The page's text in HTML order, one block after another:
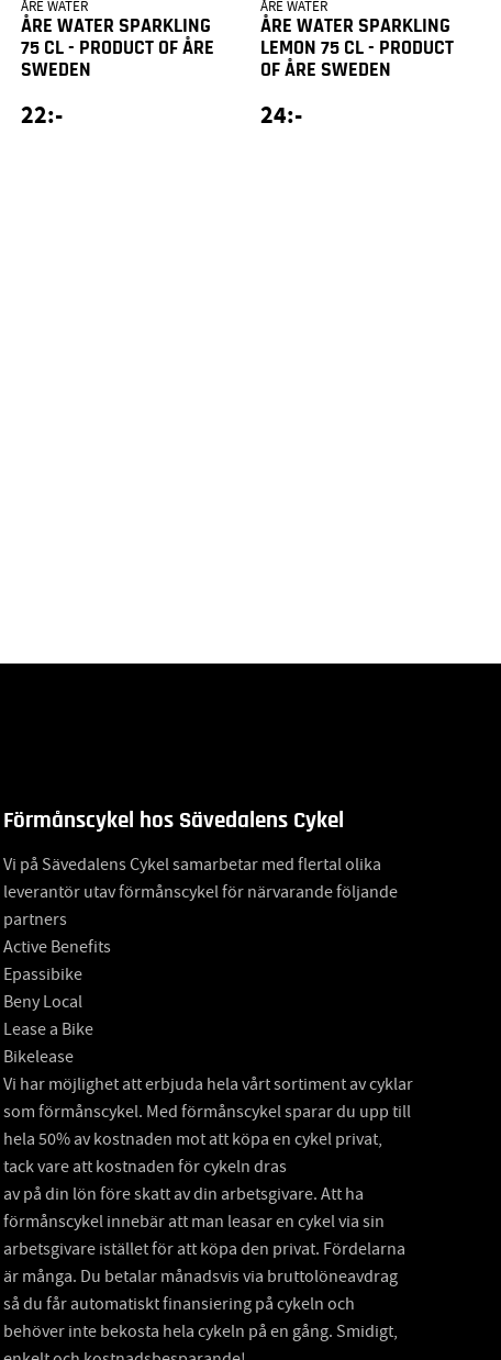
ÅRE WATER
ÅRE WATER SPARKLING
75 CL - PRODUCT OF ÅRE
SWEDEN
22:-
ÅRE WATER
ÅRE WATER SPARKLING
LEMON 75 CL - PRODUCT
OF ÅRE SWEDEN
24:-
Förmånscykel hos Sävedalens Cykel
Vi på Sävedalens Cykel samarbetar med flertal olika
leverantör utav förmånscykel för närvarande följande
partners
Active Benefits
Epassibike
Beny Local
Lease a Bike
Bikelease
Vi har möjlighet att erbjuda hela vårt sortiment av cyklar
som förmånscykel. Med förmånscykel sparar du upp till
hela 50% av kostnaden mot att köpa en cykel privat,
tack vare att kostnaden för cykeln dras
av på din lön före skatt av din arbetsgivare. Att ha
förmånscykel innebär att man leasar en cykel via sin
arbetsgivare istället för att köpa den privat. Fördelarna
är många. Du betalar månadsvis via bruttolöneavdrag
så du får automatiskt finansiering på cykeln och
behöver inte bekosta hela cykeln på en gång. Smidigt,